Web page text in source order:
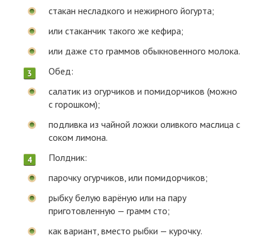
стакан несладкого и нежирного йогурта;
или стаканчик такого же кефира;
или даже сто граммов обыкновенного молока.
Обед:
салатик из огурчиков и помидорчиков (можно
с горошком);
подливка из чайной ложки оливкого маслица с
соком лимона.
Полдник:
парочку огурчиков, или помидорчиков;
рыбку белую варёную или на пару
приготовленную — грамм сто;
как вариант, вместо рыбки — курочку.